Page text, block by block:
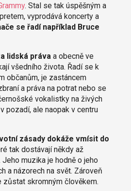
. Stal se tak úspěšným a
vyprodává koncerty a
se řadí například Bruce
lidská právaa obecně ve
všedního života. Řadí se k
občanům, je zastáncem
a práva na potrat nebo se
vokalistky na živých
pozadí, ale naopak v centru
zásady dokáže vmísit do
tak dostávají někdy až
Jeho muzika je hodně o jeho
a názorech na svět. Zároveň
zůstat skromným člověkem.